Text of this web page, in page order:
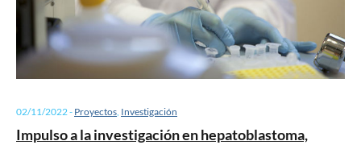
02/11/2022- Proyectos, Investigación
Impulso a la investigación en hepatoblastoma,